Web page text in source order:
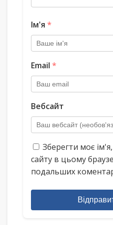
Ім'я *
Email *
Вебсайт
Зберегти моє
сайту в цьому
подальших